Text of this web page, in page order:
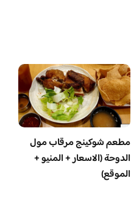
مطعم شوكينج مرقاب مول
الدوحة (الاسعار + المنيو +
الموقع)